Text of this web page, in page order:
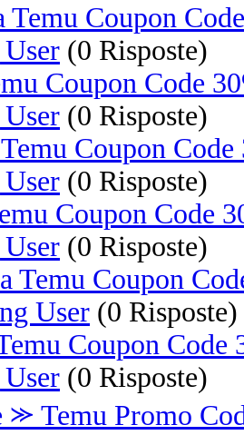
Temu Coupon
(0 Risposte)
Coupon Code
(0 Risposte)
Coupon
(0 Risposte)
Coupon Code
(0 Risposte)
Temu Coupon
User (0 Risposte)
Coupon
(0 Risposte)
⪼ Temu Promo